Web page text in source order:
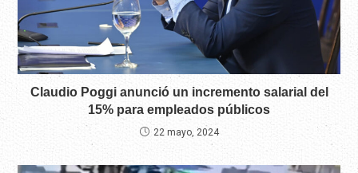
Claudio Poggi anunció un incremento salarial del
15% para empleados públicos
22 mayo, 2024